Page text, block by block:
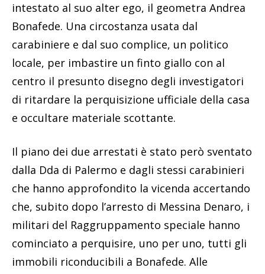
intestato al suo alter ego, il geometra Andrea
Bonafede. Una circostanza usata dal
carabiniere e dal suo complice, un politico
locale, per imbastire un finto giallo con al
centro il presunto disegno degli investigatori
di ritardare la perquisizione ufficiale della casa
e occultare materiale scottante.
Il piano dei due arrestati è stato però sventato
dalla Dda di Palermo e dagli stessi carabinieri
che hanno approfondito la vicenda accertando
che, subito dopo l’arresto di Messina Denaro, i
militari del Raggruppamento speciale hanno
cominciato a perquisire, uno per uno, tutti gli
immobili riconducibili a Bonafede. Alle